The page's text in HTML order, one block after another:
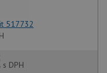
517732
s DPH